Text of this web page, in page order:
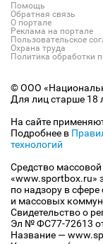
Помощь
Обратная связь
О портале
Реклама на портале
Пользовательское
Охрана труда
Политика обработки
© ООО
Для лиц старше 18
На сайте
Подробнее в
технологий
Средство
«www.sportbox.ru»
по надзору в
и массовых
Свидетельство о
Эл № ФС77-72613
Название —